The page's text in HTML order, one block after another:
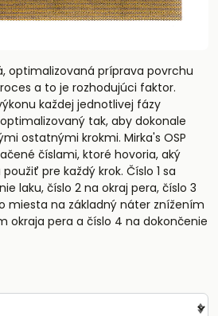
optimalizovaná príprava povrchu
a to je rozhodujúci faktor.
každej jednotlivej fázy
tak, aby dokonale
ostatnými krokmi. Mirka's OSP
číslami, ktoré hovoria, aký
pre každý krok. Číslo 1 sa
laku, číslo 2 na okraj pera, číslo 3
miesta na základný náter znížením
okraja pera a číslo 4 na dokončenie